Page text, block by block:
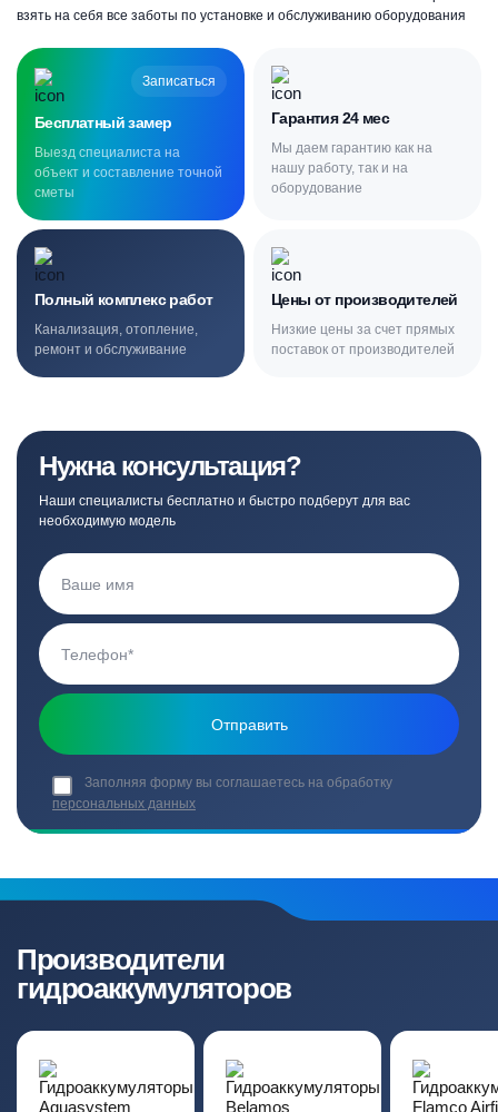
взять на себя все заботы по установке и обслуживанию оборудования
Записаться
Бесплатный замер
Выезд специалиста на
объект и составление точной
сметы
Гарантия 24 мес
Мы даем гарантию как на
нашу работу, так и на
оборудование
Полный комплекс работ
Канализация, отопление,
ремонт и обслуживание
Цены от производителей
Низкие цены за счет прямых
поставок от производителей
Нужна консультация?
Наши специалисты бесплатно и быстро подберут для вас
необходимую модель
Заполняя форму вы соглашаетесь на обработку
персональных данных
Производители
гидроаккумуляторов